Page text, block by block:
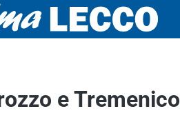
e Tremenico